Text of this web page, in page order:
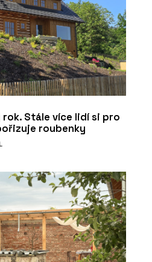
rok. Stále více lidí si pro
roubenky